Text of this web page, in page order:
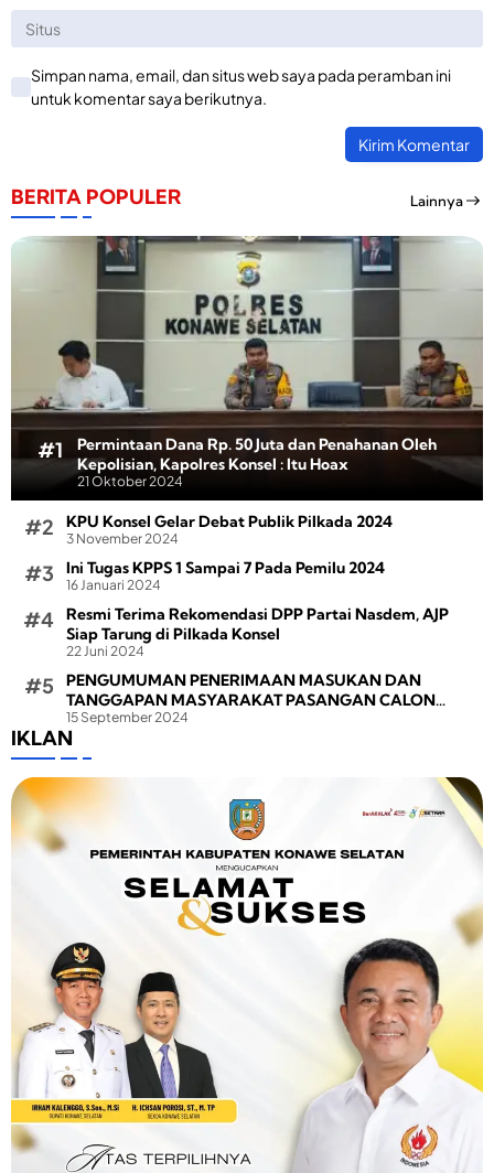
Simpan nama, email, dan situs web saya pada peramban ini
untuk komentar saya berikutnya.
BERITA POPULER Lainnya
Permintaan Dana Rp. 50 Juta dan Penahanan Oleh
Kepolisian, Kapolres Konsel : Itu Hoax
21 Oktober 2024
KPU Konsel Gelar Debat Publik Pilkada 2024
3 November 2024
Ini Tugas KPPS 1 Sampai 7 Pada Pemilu 2024
16 Januari 2024
Resmi Terima Rekomendasi DPP Partai Nasdem, AJP
Siap Tarung di Pilkada Konsel
22 Juni 2024
PENGUMUMAN PENERIMAAN MASUKAN DAN
TANGGAPAN MASYARAKAT PASANGAN CALON
BUPATI DAN WAKIL BUPATI PADA PEMILIHAN BUPATI
DAN WAKIL BUPATI KONAWE SELATAN TAHUN 2024
15 September 2024
IKLAN